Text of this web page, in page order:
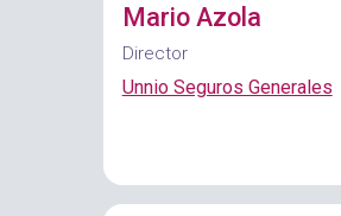
Mario Azola
Director
Unnio Seguros Generales